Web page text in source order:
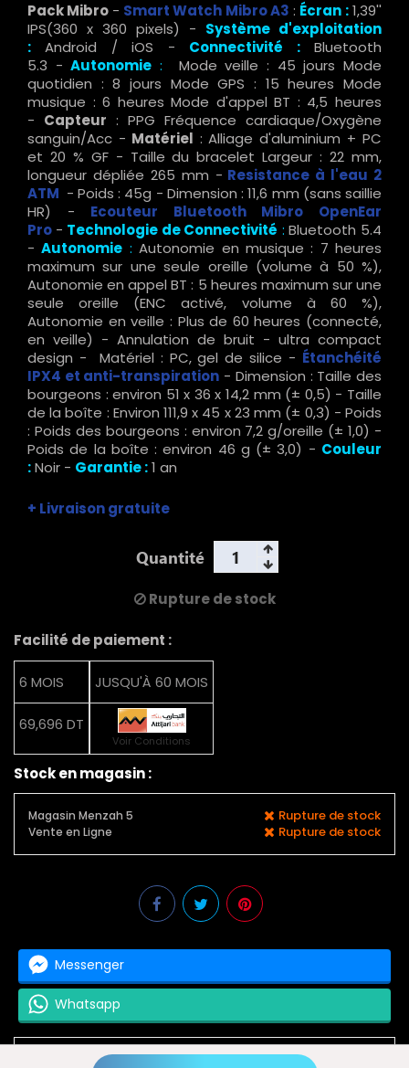
Pack Mibro - Smart Watch Mibro A3 : Écran : 1,39''
IPS(360 x 360 pixels) - Système d'exploitation
: Android / iOS - Connectivité :Bluetooth
5.3 - Autonomie :
Mode veille : 45 jours Mode
quotidien : 8 jours Mode GPS : 15 heures Mode
musique : 6 heures Mode d'appel BT : 4,5 heures
- Capteur : PPG Fréquence cardiaque/Oxygène
sanguin/Acc - Matériel : Alliage d'aluminium + PC
et 20 % GF - Taille du bracelet Largeur : 22 mm,
longueur dépliée 265 mm - Resistance à l'eau 2
ATM - Poids : 45g - Dimension : 11,6 mm (sans saillie
HR) - Ecouteur Bluetooth Mibro OpenEar
Pro - Technologie de Connectivité : Bluetooth 5.4
-Autonomie : Autonomie en musique : 7 heures
maximum sur une seule oreille (volume à 50 %),
Autonomie en appel BT : 5 heures maximum sur une
seule oreille (ENC activé, volume à 60 %),
Autonomie en veille : Plus de 60 heures (connecté,
en veille) - Annulation de bruit - ultra compact
design - Matériel : PC, gel de silice - Étanchéité
IPX4 et anti-transpiration - Dimension : Taille des
bourgeons : environ 51 x 36 x 14,2 mm (± 0,5) - Taille
de la boîte : Environ 111,9 x 45 x 23 mm (± 0,3) - Poids
: Poids des bourgeons : environ 7,2 g/oreille (± 1,0) -
Poids de la boîte : environ 46 g (± 3,0) - Couleur
:Noir - Garantie :1 an
+ Livraison gratuite
Quantité
Rupture de stock
Facilité de paiement :
6 MOIS
69,696 DT
JUSQU'À 60 MOIS
Voir Conditions
Stock en magasin :
Magasin Menzah 5 Rupture de stock
Vente en Ligne Rupture de stock
Messenger
Whatsapp